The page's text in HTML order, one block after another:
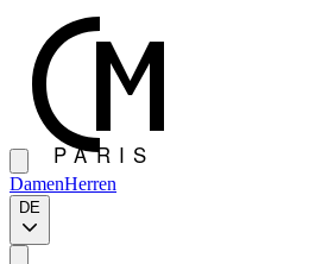
DamenHerren
DE